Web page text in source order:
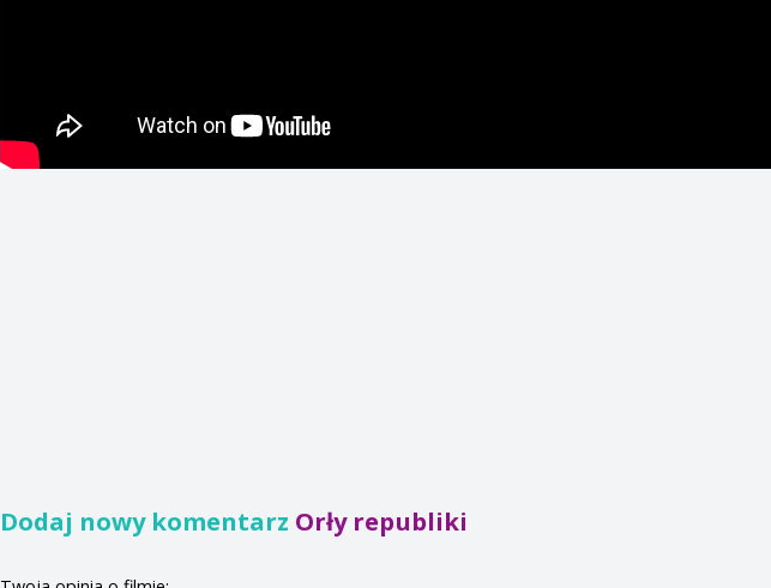
Dodaj nowy komentarz Orły republiki